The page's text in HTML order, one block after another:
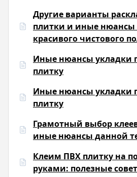
Другие варианты
плитки и иные нюансы
красивого чистового
Иные нюансы укладки
плитку
Иные нюансы укладки
плитку
Грамотный выбор
иные нюансы данной
Клеим ПВХ плитку на
руками: полезные